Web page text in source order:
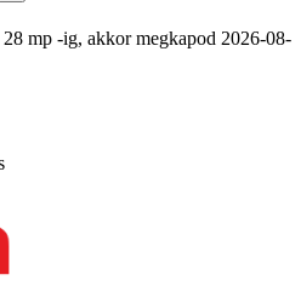
mp -ig, akkor megkapod 2026-08-